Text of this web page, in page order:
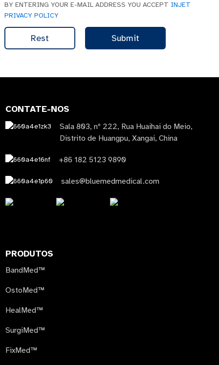
BY ENTERING YOUR E-MAIL ADDRESS YOU ACCEPT INJET
PRIVACY POLICY
Rest Submit
CONTATE-NOS
Sala 803, nº 222, Rua Huaihai do Meio,
Distrito de Huangpu, Xangai, China
+86 182 5123 9890
sales@bluemedmedical.com
PRODUTOS
BandMed™
OstoMed™
HealMed™
SurgiMed™
FixMed™